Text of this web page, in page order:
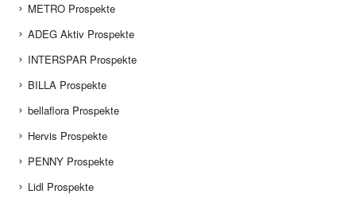
METRO Prospekte
ADEG Aktiv Prospekte
INTERSPAR Prospekte
BILLA Prospekte
bellaflora Prospekte
Hervis Prospekte
PENNY Prospekte
Lidl Prospekte